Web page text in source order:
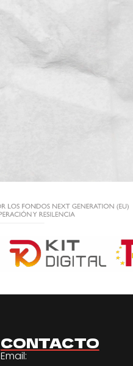
CONTACTO
Email: